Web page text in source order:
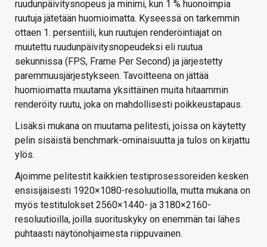
ruudunpäivitysnopeus ja minimi, kun 1 % huonoimpia
ruutuja jätetään huomioimatta. Kyseessä on tarkemmin
ottaen 1. persentiili, kun ruutujen renderöintiajat on
muutettu ruudunpäivitysnopeudeksi eli ruutua
sekunnissa (FPS, Frame Per Second) ja järjestetty
paremmuusjärjestykseen. Tavoitteena on jättää
huomioimatta muutama yksittäinen muita hitaammin
renderöity ruutu, joka on mahdollisesti poikkeustapaus.
Lisäksi mukana on muutama pelitesti, joissa on käytetty
pelin sisäistä benchmark-ominaisuutta ja tulos on kirjattu
ylös.
Ajoimme pelitestit kaikkien testiprosessoreiden kesken
ensisijaisesti 1920×1080-resoluutiolla, mutta mukana on
myös testitulokset 2560×1440- ja 3180×2160-
resoluutioilla, joilla suorituskyky on enemmän tai lähes
puhtaasti näytönohjaimesta riippuvainen.